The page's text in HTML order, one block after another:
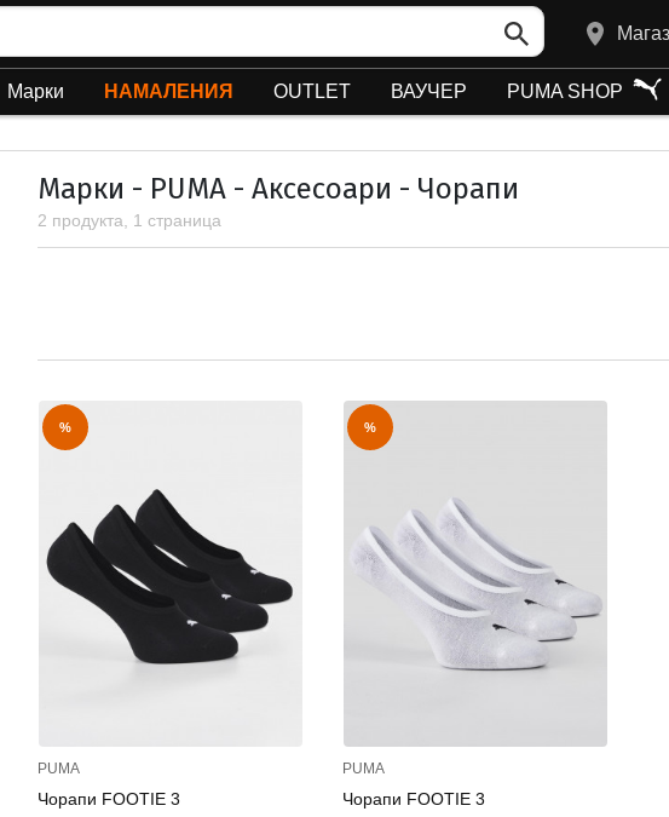
Марки НАМАЛЕНИЯ OUTLET ВАУЧЕР PUMA SHOP
Марки - PUMA - Аксесоари - Чорапи
2 продукта, 1 страница
%
PUMA
Чорапи FOOTIE 3
%
PUMA
Чорапи FOOTIE 3